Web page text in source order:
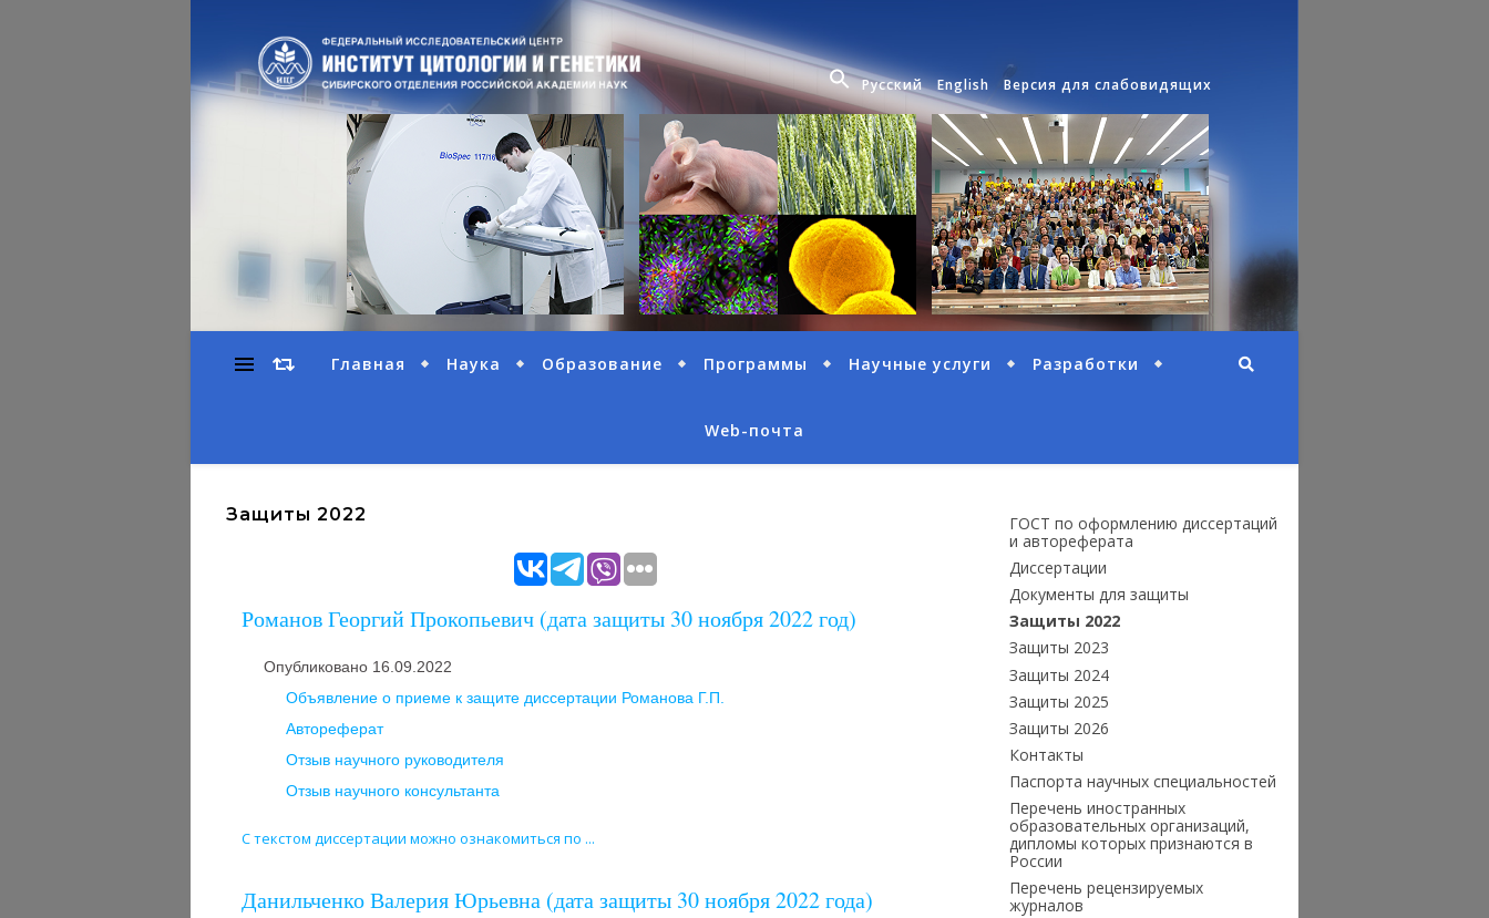
Русский English Версия для слабовидящих
Главная Наука Образование Программы Научные услуги Разработки
Web-почта
Защиты 2022
Романов Георгий Прокопьевич (дата защиты 30 ноября 2022 год)
Опубликовано 16.09.2022
Объявление о приеме к защите диссертации Романова Г.П.
Автореферат
Отзыв научного руководителя
Отзыв научного консультанта
С текстом диссертации можно ознакомиться по ...
Данильченко Валерия Юрьевна (дата защиты 30 ноября 2022 года)
ГОСТ по оформлению диссертаций
и автореферата
Диссертации
Документы для защиты
Защиты 2022
Защиты 2023
Защиты 2024
Защиты 2025
Защиты 2026
Контакты
Паспорта научных специальностей
Перечень иностранных
образовательных организаций,
дипломы которых признаются в
России
Перечень рецензируемых
журналов